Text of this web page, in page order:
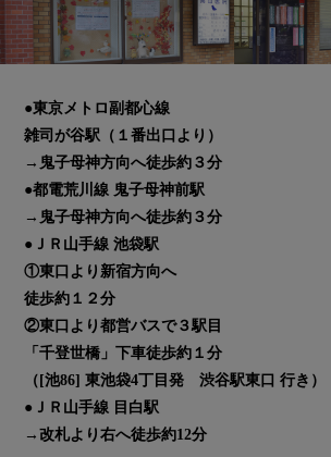
●東京メトロ副都心線
雑司が谷駅（１番出口より）
→鬼子母神方向へ徒歩約３分
●都電荒川線 鬼子母神前駅
→鬼子母神方向へ徒歩約３分
●ＪＲ山手線 池袋駅
①東口より新宿方向へ
徒歩約１２分
②東口より都営バスで３駅目
「千登世橋」下車徒歩約１分
（[池86] 東池袋4丁目発 渋谷駅東口 行き）
●ＪＲ山手線 目白駅
→改札より右へ徒歩約12分